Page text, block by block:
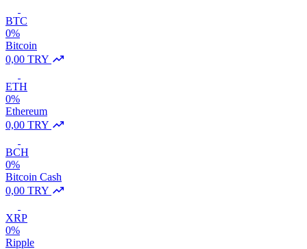
BTC
0%
Bitcoin
0,00 TRY
ETH
0%
Ethereum
0,00 TRY
BCH
0%
Bitcoin Cash
0,00 TRY
XRP
0%
Ripple